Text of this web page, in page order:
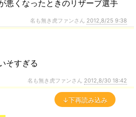
悪くなったときのリザーブ選手
名も無き虎ファンさん 2012,8/25 9:38
そすぎる
名も無き虎ファンさん 2012,8/30 18:42
↓下再読み込み